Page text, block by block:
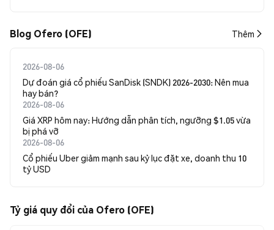
Blog Ofero (OFE) Thêm
2026-08-06
Dự đoán giá cổ phiếu SanDisk (SNDK) 2026-2030: Nên mua
hay bán?
2026-08-06
Giá XRP hôm nay: Hướng dẫn phân tích, ngưỡng $1.05 vừa
bị phá vỡ
2026-08-06
Cổ phiếu Uber giảm mạnh sau kỷ lục đặt xe, doanh thu 10
tỷ USD
Tỷ giá quy đổi của Ofero (OFE)